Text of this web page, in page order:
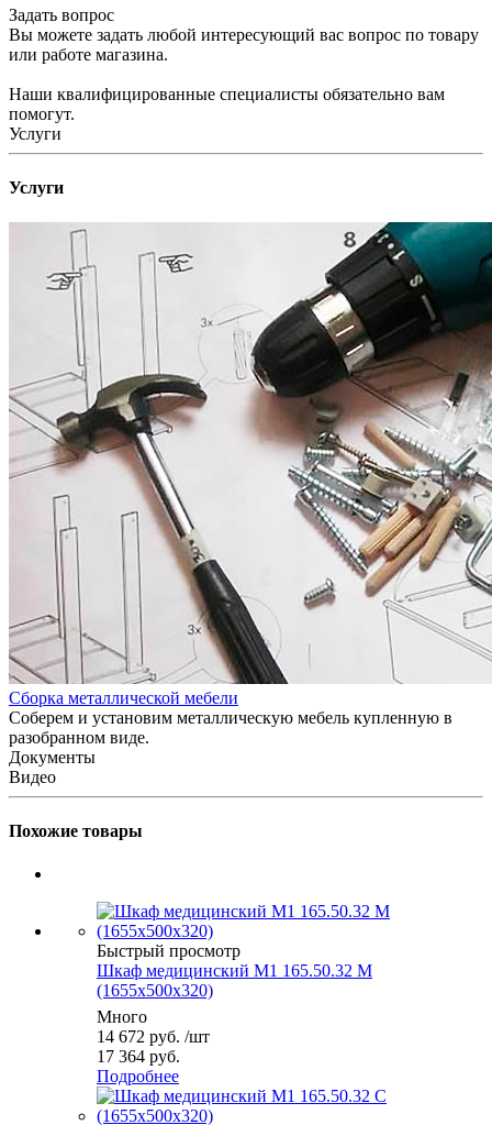
Задать вопрос
Вы можете задать любой интересующий вас вопрос по товару
или работе магазина.
Наши квалифицированные специалисты обязательно вам
помогут.
Услуги
Услуги
Сборка металлической мебели
Соберем и установим металлическую мебель купленную в
разобранном виде.
Документы
Видео
Похожие товары
Быстрый просмотр
Шкаф медицинский М1 165.50.32 М
(1655x500x320)
Много
14 672 руб. /шт
17 364 руб.
Подробнее